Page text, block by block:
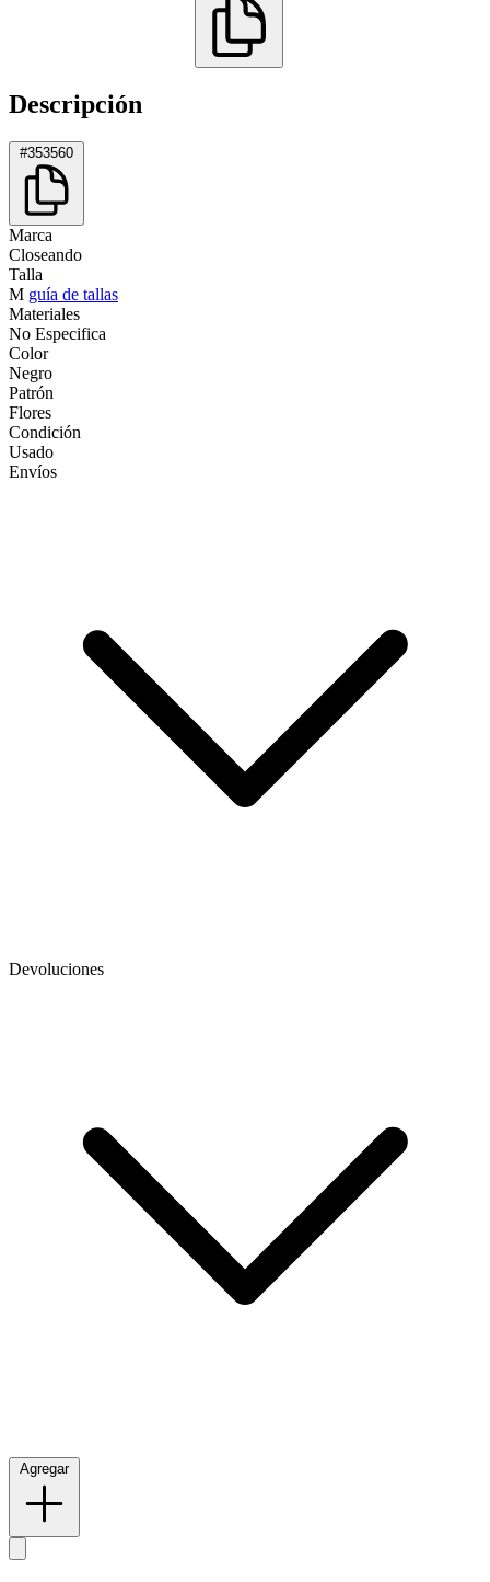
Descripción
#353560
Marca
Closeando
Talla
M guía de tallas
Materiales
No Especifica
Color
Negro
Patrón
Flores
Condición
Usado
Envíos
Devoluciones
Agregar